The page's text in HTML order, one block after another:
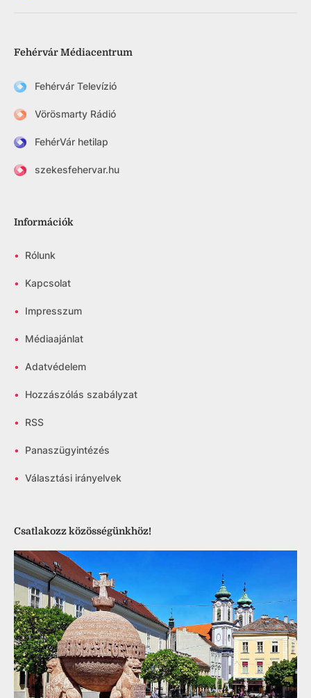
Fehérvár Médiacentrum
Fehérvár Televízió
Vörösmarty Rádió
FehérVár hetilap
szekesfehervar.hu
Információk
• Rólunk
• Kapcsolat
• Impresszum
• Médiaajánlat
• Adatvédelem
• Hozzászólás szabályzat
• RSS
• Panaszügyintézés
• Választási irányelvek
Csatlakozz közösségünkhöz!